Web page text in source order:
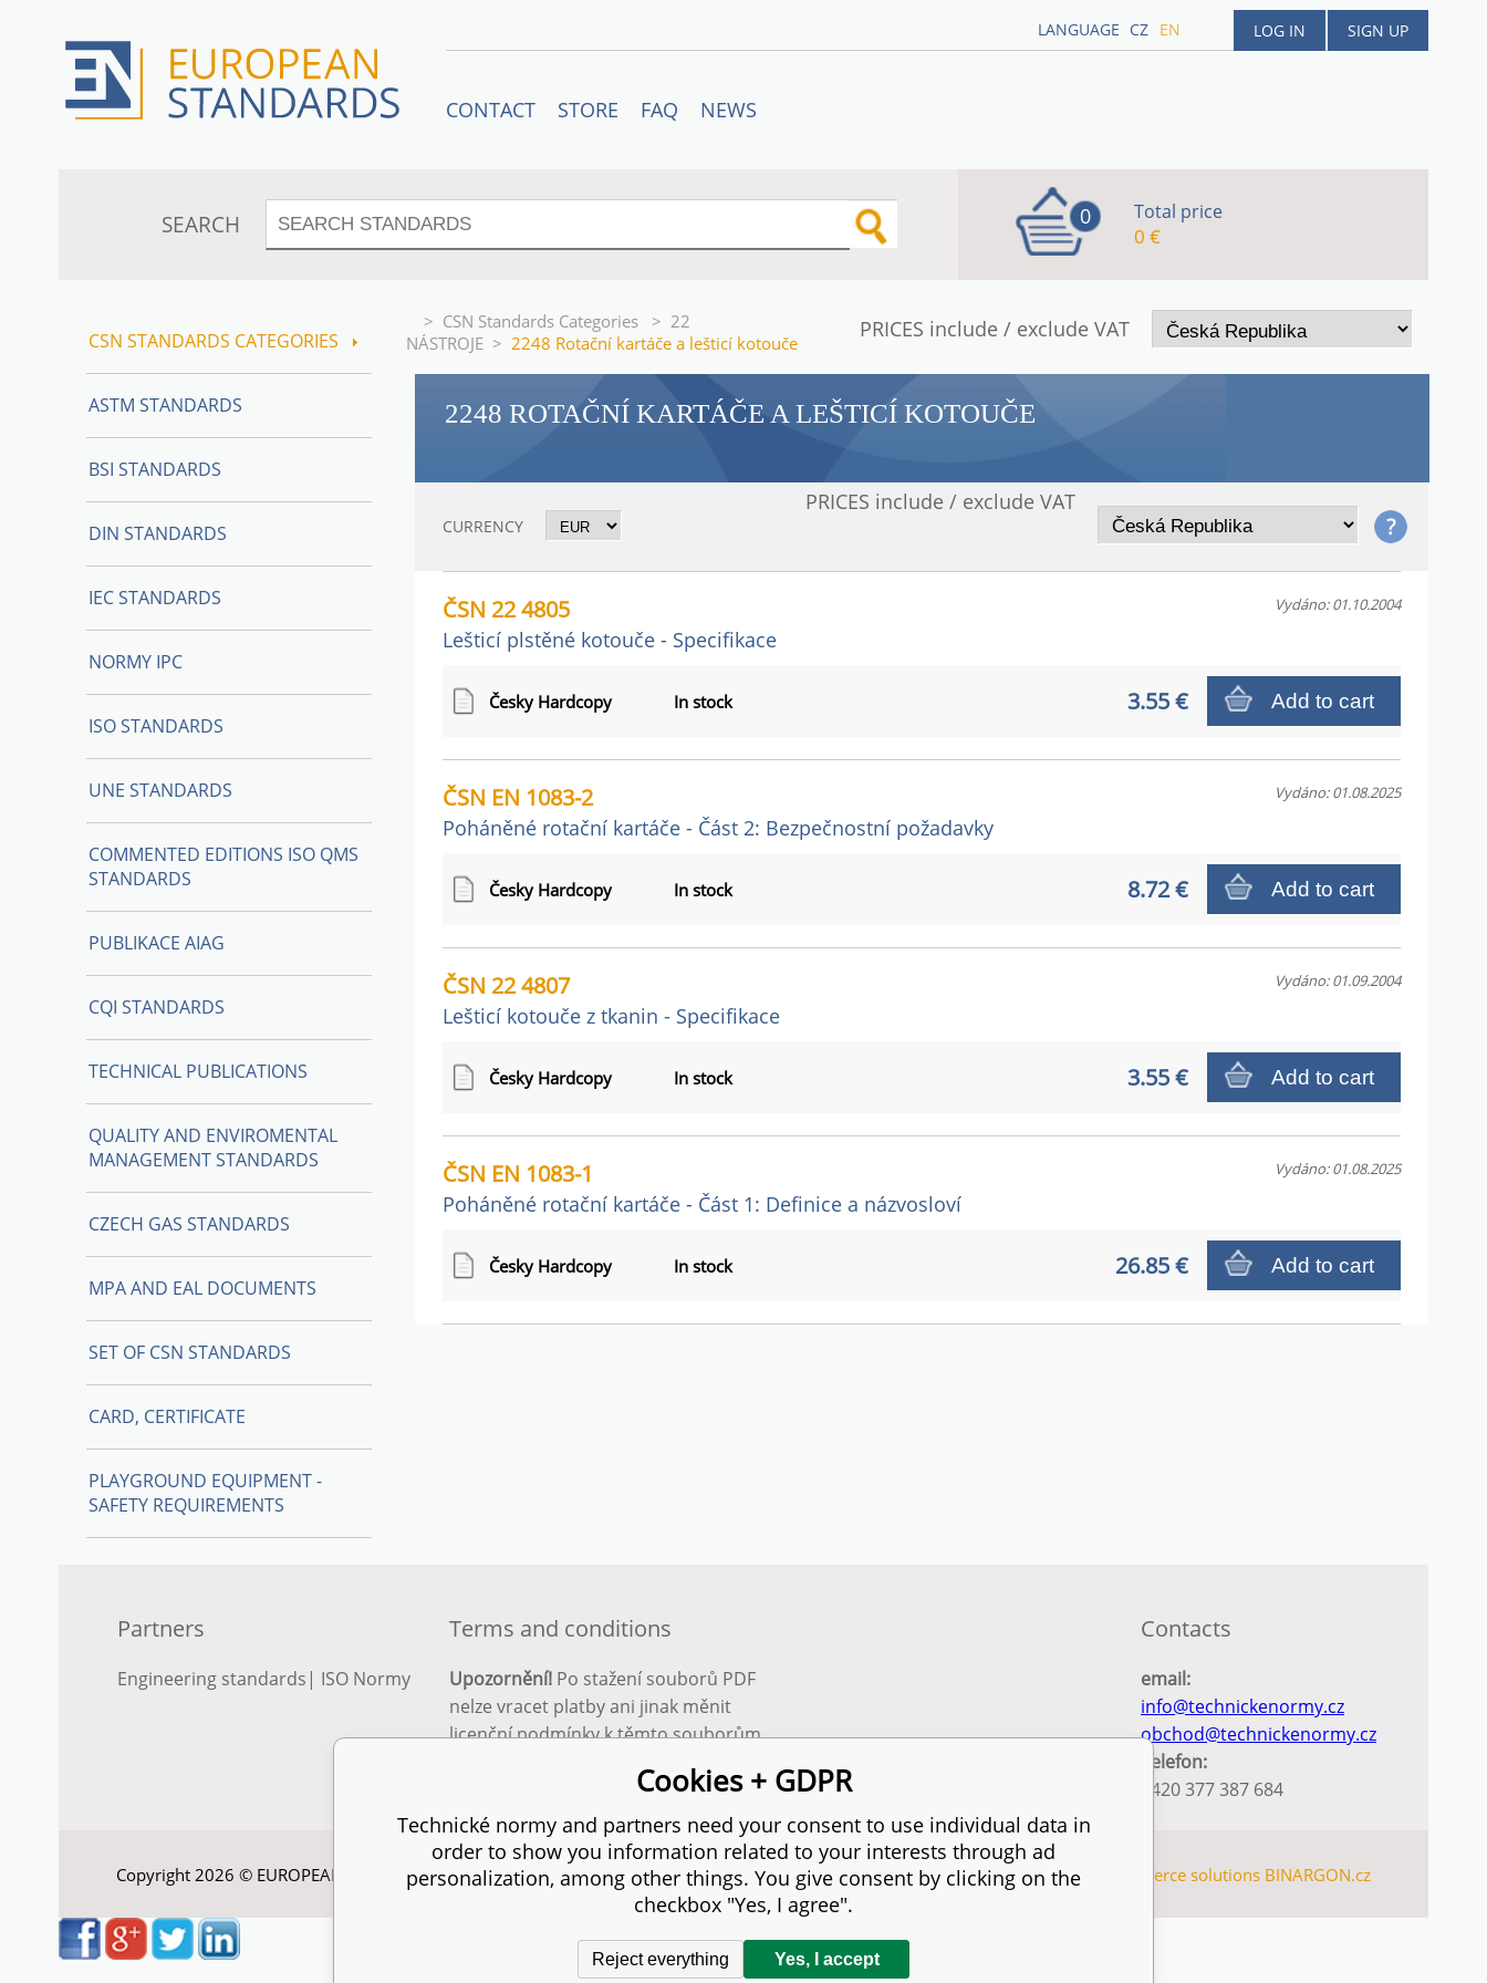
LOG IN SIGN UP
LANGUAGE CZ EN
CONTACT STORE FAQ NEWS
SEARCH 0 Total price
0 €
PRICES include / exclude VAT
> CSN Standards Categories > 22
NÁSTROJE > 2248 Rotační kartáče a lešticí kotouče
2248 ROTAČNÍ KARTÁČE A LEŠTICÍ KOTOUČE
CURRENCY
PRICES include / exclude VAT
ČSN 22 4805
Lešticí plstěné kotouče - Specifikace
Vydáno: 01.10.2004
Česky Hardcopy In stock 3.55 € Add to cart
ČSN EN 1083-2
Poháněné rotační kartáče - Část 2: Bezpečnostní požadavky
Vydáno: 01.08.2025
Česky Hardcopy In stock 8.72 € Add to cart
ČSN 22 4807
Lešticí kotouče z tkanin - Specifikace
Vydáno: 01.09.2004
Česky Hardcopy In stock 3.55 € Add to cart
ČSN EN 1083-1
Poháněné rotační kartáče - Část 1: Definice a názvosloví
Vydáno: 01.08.2025
Česky Hardcopy In stock 26.85 € Add to cart
CSN STANDARDS CATEGORIES
ASTM STANDARDS
BSI STANDARDS
DIN STANDARDS
IEC STANDARDS
NORMY IPC
ISO STANDARDS
UNE STANDARDS
COMMENTED EDITIONS ISO QMS
STANDARDS
PUBLIKACE AIAG
CQI STANDARDS
TECHNICAL PUBLICATIONS
QUALITY AND ENVIROMENTAL
MANAGEMENT STANDARDS
CZECH GAS STANDARDS
MPA AND EAL DOCUMENTS
SET OF CSN STANDARDS
CARD, CERTIFICATE
PLAYGROUND EQUIPMENT -
SAFETY REQUIREMENTS
Partners
Engineering standards | ISO Normy
Terms and conditions
Upozornění! Po stažení souborů PDF
nelze vracet platby ani jinak měnit
licenční podmínky k těmto souborům.
Contacts
email:
info@technickenormy.cz
obchod@technickenormy.cz
Telefon:
+420 377 387 684
Copyright 2026 © EUROPEAN STANDARD. All rights reserved. SITEMAP Ecommerce solutions BINARGON.cz
Cookies + GDPR
Technické normy and partners need your consent to use individual data in
order to show you information related to your interests through ad
personalization, among other things. You give consent by clicking on the
checkbox "Yes, I agree".
Reject everything Yes, I accept